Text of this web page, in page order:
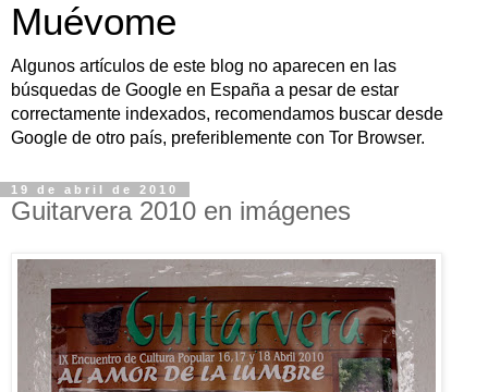
Muévome
Algunos artículos de este blog no aparecen en las
búsquedas de Google en España a pesar de estar
correctamente indexados, recomendamos buscar desde
Google de otro país, preferiblemente con Tor Browser.
19 de abril de 2010
Guitarvera 2010 en imágenes